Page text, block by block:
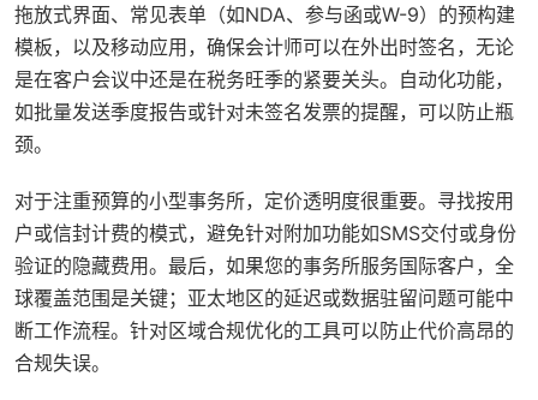
拖放式界面、常见表单（如NDA、参与函或W-9）的预构建
模板，以及移动应用，确保会计师可以在外出时签名，无论
是在客户会议中还是在税务旺季的紧要关头。自动化功能，
如批量发送季度报告或针对未签名发票的提醒，可以防止瓶
颈。
对于注重预算的小型事务所，定价透明度很重要。寻找按用
户或信封计费的模式，避免针对附加功能如SMS交付或身份
验证的隐藏费用。最后，如果您的事务所服务国际客户，全
球覆盖范围是关键；亚太地区的延迟或数据驻留问题可能中
断工作流程。针对区域合规优化的工具可以防止代价高昂的
合规失误。